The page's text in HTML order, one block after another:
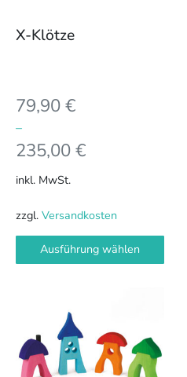
X-Klötze
79,90€
–
235,00€
inkl. MwSt.
zzgl. Versandkosten
Ausführung wählen
können
gewählt
mehrere
Varianten